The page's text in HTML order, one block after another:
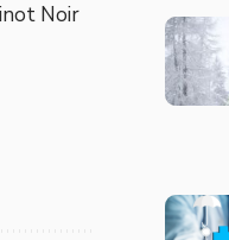
Noir